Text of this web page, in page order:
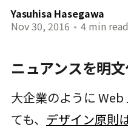
Yasuhisa Hasegawa
Nov 30, 2016 • 4 min read
ニュアンスを明
大企業のように
ても、 デザイン原則